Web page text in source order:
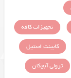
تجهیزات کافه
کابینت استیل
ترولی آبچکان